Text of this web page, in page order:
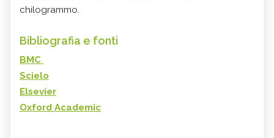
chilogrammo.
Bibliografia e fonti
BMC
Scielo
Elsevier
Oxford Academic